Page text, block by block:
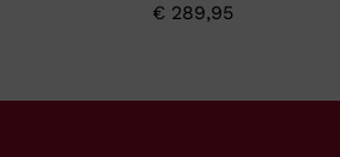
€ 289,95